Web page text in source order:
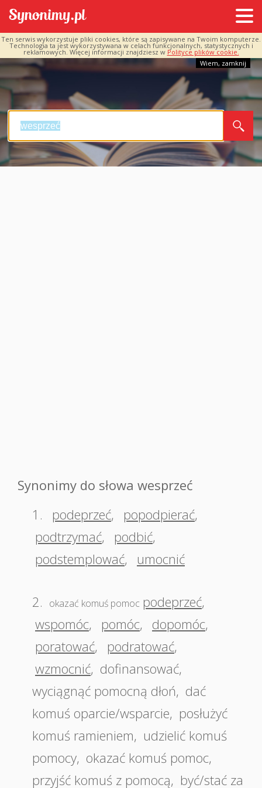
Ten serwis wykorzystuje pliki cookies, które są zapisywane na Twoim komputerze.
Technologia ta jest wykorzystywana w celach funkcjonalnych, statystycznych i
reklamowych. Więcej informacji znajdziesz w Polityce plików cookie.
Wiem, zamknij
Synonimy do słowa wesprzeć
1.
podeprzeć, popodpierać,
podtrzymać, podbić,
podstemplować, umocnić
2. okazać komuś pomoc podeprzeć,
wspomóc, pomóc, dopomóc,
poratować, podratować,
wzmocnić, dofinansować,
wyciągnąć pomocną dłoń, dać
komuś oparcie/wsparcie, posłużyć
komuś ramieniem, udzielić komuś
pomocy, okazać komuś pomoc,
przyjść komuś z pomocą, być/stać za